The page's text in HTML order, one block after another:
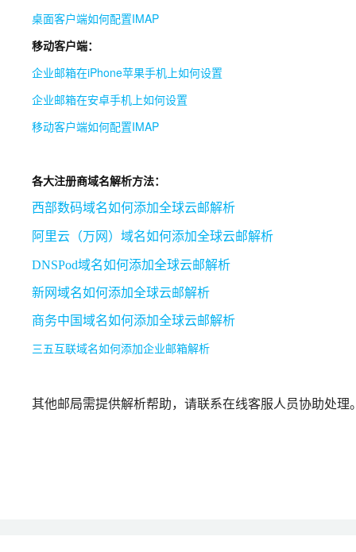
桌面客户端如何配置IMAP
移动客户端：
企业邮箱在iPhone苹果手机上如何设置
企业邮箱在安卓手机上如何设置
移动客户端如何配置IMAP
各大注册商域名解析方法：
西部数码域名如何添加全球云邮解析
阿里云（万网）域名如何添加全球云邮解析
DNSPod域名如何添加全球云邮解析
新网域名如何添加全球云邮解析
商务中国域名如何添加全球云邮解析
三五互联域名如何添加企业邮箱解析
其他邮局需提供解析帮助，请联系在线客服人员协助处理